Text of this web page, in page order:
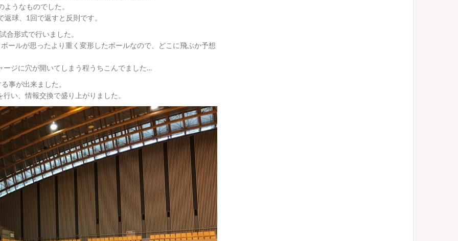
うなものでした。
球、1回で返すと反則です。
形式で行いました。
ルが思ったより重く変形したボールなので、どこに飛ぶか予想
ジに穴が開いてしまう程うちこんでました…
事が出来ました。
い、情報交換で盛り上がりました。